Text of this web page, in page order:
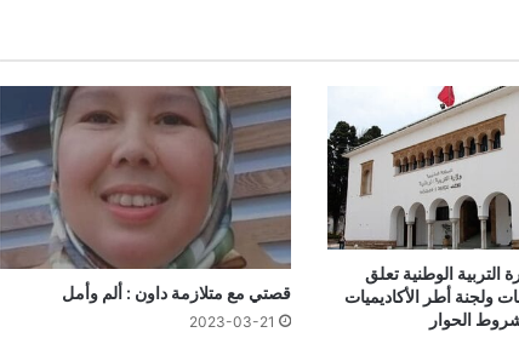
التربية الوطنية تعلق
ولجنة أطر الأكاديميات
الحوار
قصتي مع متلازمة داون : ألم وأمل
2023-03-21